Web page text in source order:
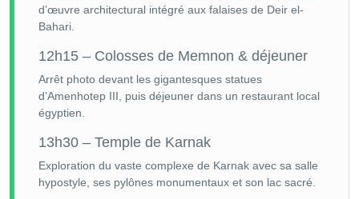
d’œuvre architectural intégré aux falaises de Deir el-
Bahari.
12h15 – Colosses de Memnon & déjeuner
Arrêt photo devant les gigantesques statues
d’Amenhotep III, puis déjeuner dans un restaurant local
égyptien.
13h30 – Temple de Karnak
Exploration du vaste complexe de Karnak avec sa salle
hypostyle, ses pylônes monumentaux et son lac sacré.